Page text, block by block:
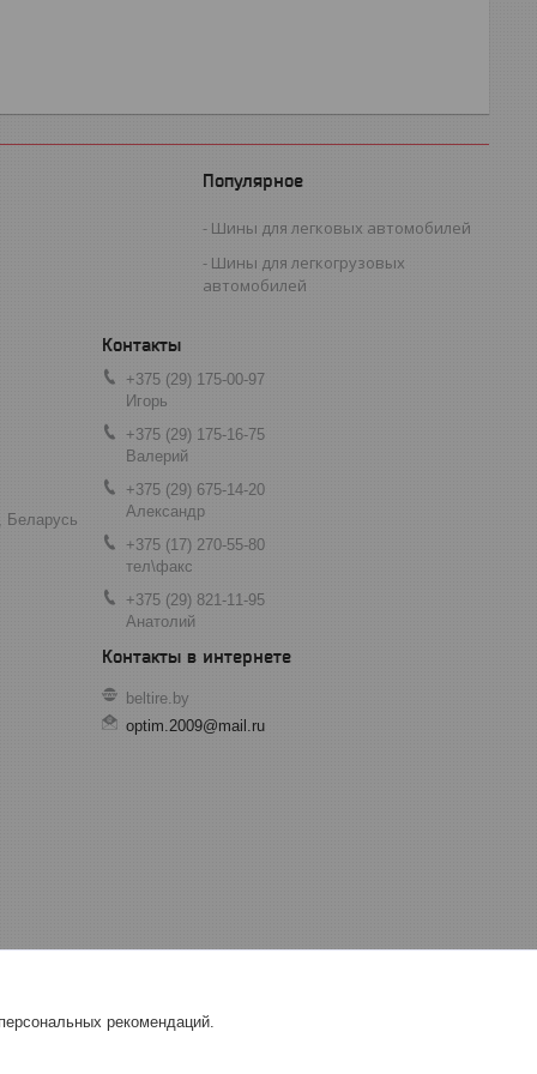
Популярное
Шины для легковых автомобилей
Шины для легкогрузовых
автомобилей
Беларусь
+375 (29) 175-00-97
Игорь
+375 (29) 175-16-75
Валерий
+375 (29) 675-14-20
Александр
+375 (17) 270-55-80
тел\факс
+375 (29) 821-11-95
Анатолий
beltire.by
optim.2009@mail.ru
рекомендаций.